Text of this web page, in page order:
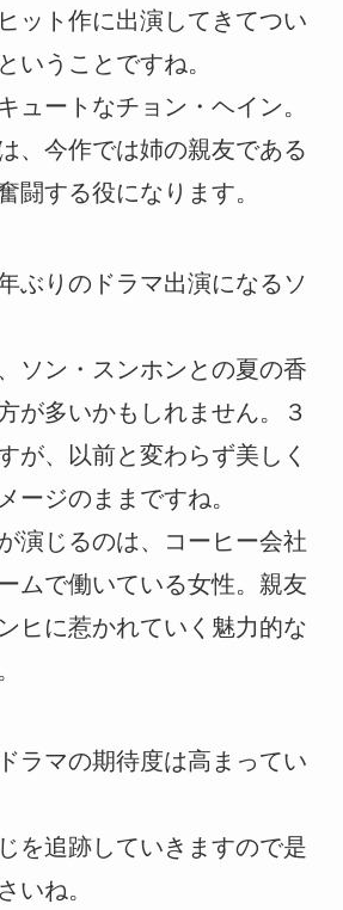
ット作に出演してきてつい
いうことですね。
ュートなチョン・ヘイン。
、今作では姉の親友である
闘する役になります。
ぶりのドラマ出演になるソ
ソン・スンホンとの夏の香
が多いかもしれません。３
が、以前と変わらず美しく
ージのままですね。
演じるのは、コーヒー会社
ムで働いている女性。親友
ヒに惹かれていく魅力的な
ラマの期待度は高まってい
を追跡していきますので是
いね。